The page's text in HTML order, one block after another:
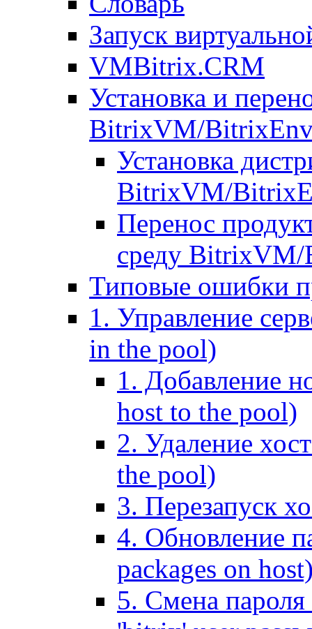
Запуск
VMBitrix.CRM
Установка и
BitrixVM/
Установка
BitrixVM/
Перенос
среду
Типовые ошибки
1. Управление
in the pool)
1. Добавление
host to the pool)
2. Удаление
the pool)
3. Перезапуск
4. Обновление
packages on
5. Смена пароля